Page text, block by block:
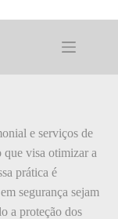
e serviços de
que visa otimizar a
prática é
segurança sejam
a proteção dos